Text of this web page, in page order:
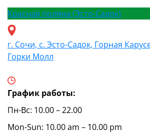
Красная поляна (Эсто-Садок)
г. Сочи, с. Эсто-Садок, Горная
Горки Молл
График работы:
Пн-Вс: 10.00 – 22.00
Mon-Sun: 10.00 am – 10.00 pm